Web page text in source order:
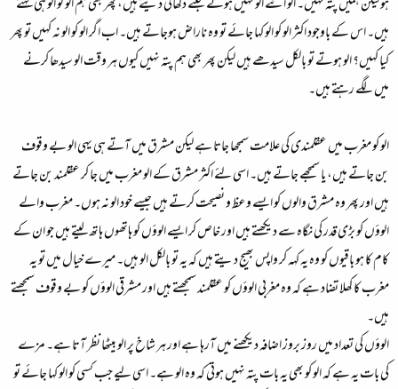
ہو لیکن ہمیں پتہ نہیں۔ الو اتنے الو نہیں ہوتے جتنے دکھائی دیتے ہیں، پھر بھی ہم الو کو الو ہی کہتے
ہیں۔ اس کے باوجود اکثر الو کو الو کہا جائے تو وہ ناراض ہوجاتے ہیں۔ اب اگر الو کو الو نہ کہیں تو پھر
کیا کہیں؟ الو ہوتے تو بالکل سیدھے ہیں لیکن پھر بھی ہم پتہ نہیں کیوں ہر وقت الو سیدھا کرنے
میں لگے رہتے ہیں۔
الو کو مغرب میں عقلمندی کی علامت سمجھا جاتا ہے لیکن مشرق میں آتے ہی یہی الو بے وقوف
بن جاتے ہیں، یا سمجھے جاتے ہیں۔ اسی لئے اکثر مشرق کے الو مغرب میں جا کر عقلمند بن جاتے
ہیں اور پھر وہ مشرق والوں کو ایسے وعظ و نصیحت کرتے ہیں جیسے خود الو نہ ہوں۔ مغرب والے
الوؤں کو بڑی قدر کی نگاہ سے دیکھتے ہیں اور خاص کر ایسے الوؤں کو ہاتھوں ہاتھ لیتے ہیں جو ان کے
کام کا ہو باقیوں کو وہ یہ کہہ کر واپس بھیج دیتے ہیں کہ یہ تو بالکل الو ہیں۔ میرے خیال میں تو یہ
مغرب کا کھلا تضاد ہے کہ وہ مغربی الوؤں کو عقلمند سمجھتے ہیں اور مشرقی الوؤں کو بے وقوف سمجھتے
ہیں۔
الوؤں کی تعداد میں روز بروز اضافہ دیکھنے میں آرہا ہے اور ہر شاخ پر الو بیٹھا نظر آتا ہے۔ مزے
کی بات یہ ہے کہ الو کو بھی یہ بات پتہ نہیں ہوتی کہ وہ الو ہے۔ اسی لیے جب کسی کو الو کہا جائے تو